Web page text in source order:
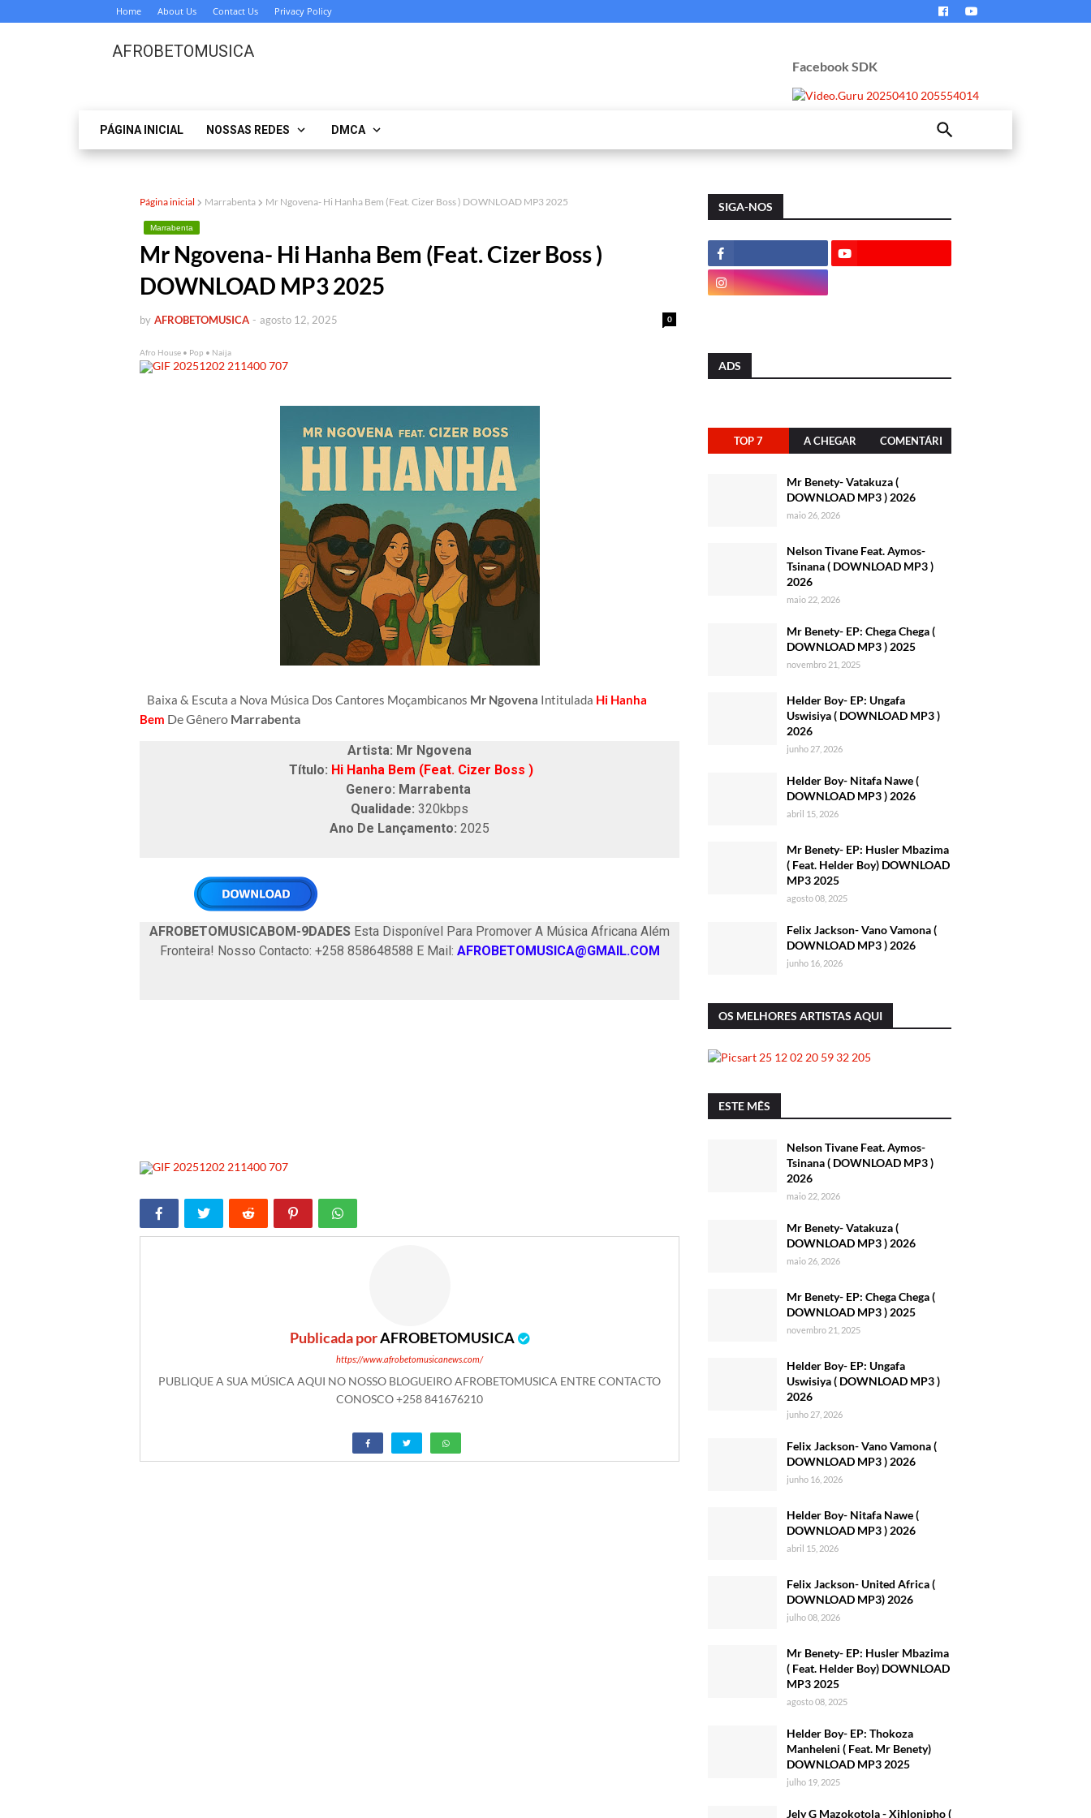
Home About Us Contact Us Privacy Policy
AFROBETOMUSICA
Facebook SDK
PÁGINA INICIAL NOSSAS REDES DMCA
Página inicial Marrabenta Mr Ngovena- Hi Hanha Bem (Feat. Cizer Boss ) DOWNLOAD MP3 2025
Marrabenta
Mr Ngovena- Hi Hanha Bem (Feat. Cizer Boss )
DOWNLOAD MP3 2025
by AFROBETOMUSICA 0
- agosto 12, 2025
Afro House • Pop • Naija
Baixa & Escuta a Nova Música Dos Cantores Moçambicanos Mr Ngovena Intitulada Hi Hanha
Bem De Gênero Marrabenta
Artista: Mr Ngovena
Título: Hi Hanha Bem (Feat. Cizer Boss )
Genero: Marrabenta
Qualidade: 320kbps
Ano De Lançamento: 2025
AFROBETOMUSICABOM-9DADES Esta Disponível Para Promover A Música Africana Além
Fronteira! Nosso Contacto: +258 858648588 E Mail: AFROBETOMUSICA@GMAIL.COM
Publicada porAFROBETOMUSICA
https://www.afrobetomusicanews.com/
PUBLIQUE A SUA MÚSICA AQUI NO NOSSO BLOGUEIRO AFROBETOMUSICA ENTRE CONTACTO
CONOSCO +258 841676210
SIGA-NOS
ADS
TOP 7 A CHEGAR COMENTÁRI
Mr Benety- Vatakuza (
DOWNLOAD MP3 ) 2026
maio 26, 2026
Nelson Tivane Feat. Aymos-
Tsinana ( DOWNLOAD MP3 )
2026
maio 22, 2026
Mr Benety- EP: Chega Chega (
DOWNLOAD MP3 ) 2025
novembro 21, 2025
Helder Boy- EP: Ungafa
Uswisiya ( DOWNLOAD MP3 )
2026
junho 27, 2026
Helder Boy- Nitafa Nawe (
DOWNLOAD MP3 ) 2026
abril 15, 2026
Mr Benety- EP: Husler Mbazima
( Feat. Helder Boy) DOWNLOAD
MP3 2025
agosto 08, 2025
Felix Jackson- Vano Vamona (
DOWNLOAD MP3 ) 2026
junho 16, 2026
OS MELHORES ARTISTAS AQUI
ESTE MÊS
Nelson Tivane Feat. Aymos-
Tsinana ( DOWNLOAD MP3 )
2026
maio 22, 2026
Mr Benety- Vatakuza (
DOWNLOAD MP3 ) 2026
maio 26, 2026
Mr Benety- EP: Chega Chega (
DOWNLOAD MP3 ) 2025
novembro 21, 2025
Helder Boy- EP: Ungafa
Uswisiya ( DOWNLOAD MP3 )
2026
junho 27, 2026
Felix Jackson- Vano Vamona (
DOWNLOAD MP3 ) 2026
junho 16, 2026
Helder Boy- Nitafa Nawe (
DOWNLOAD MP3 ) 2026
abril 15, 2026
Felix Jackson- United Africa (
DOWNLOAD MP3) 2026
julho 08, 2026
Mr Benety- EP: Husler Mbazima
( Feat. Helder Boy) DOWNLOAD
MP3 2025
agosto 08, 2025
Helder Boy- EP: Thokoza
Manheleni ( Feat. Mr Benety)
DOWNLOAD MP3 2025
julho 19, 2025
Jely G Mazokotola - Xihlonipho (